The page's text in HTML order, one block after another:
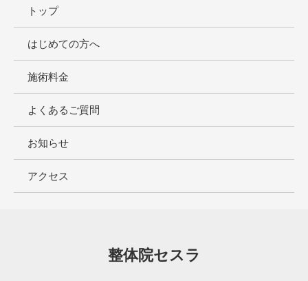
トップ
はじめての方へ
施術料金
よくあるご質問
お知らせ
アクセス
整体院セスラ